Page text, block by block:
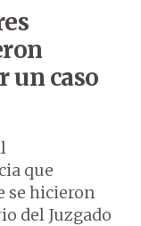
un caso
que
se hicieron
del Juzgado